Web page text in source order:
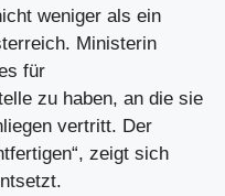
weniger als ein
Ministerin
für
zu haben, an die sie
vertritt. Der
zeigt sich